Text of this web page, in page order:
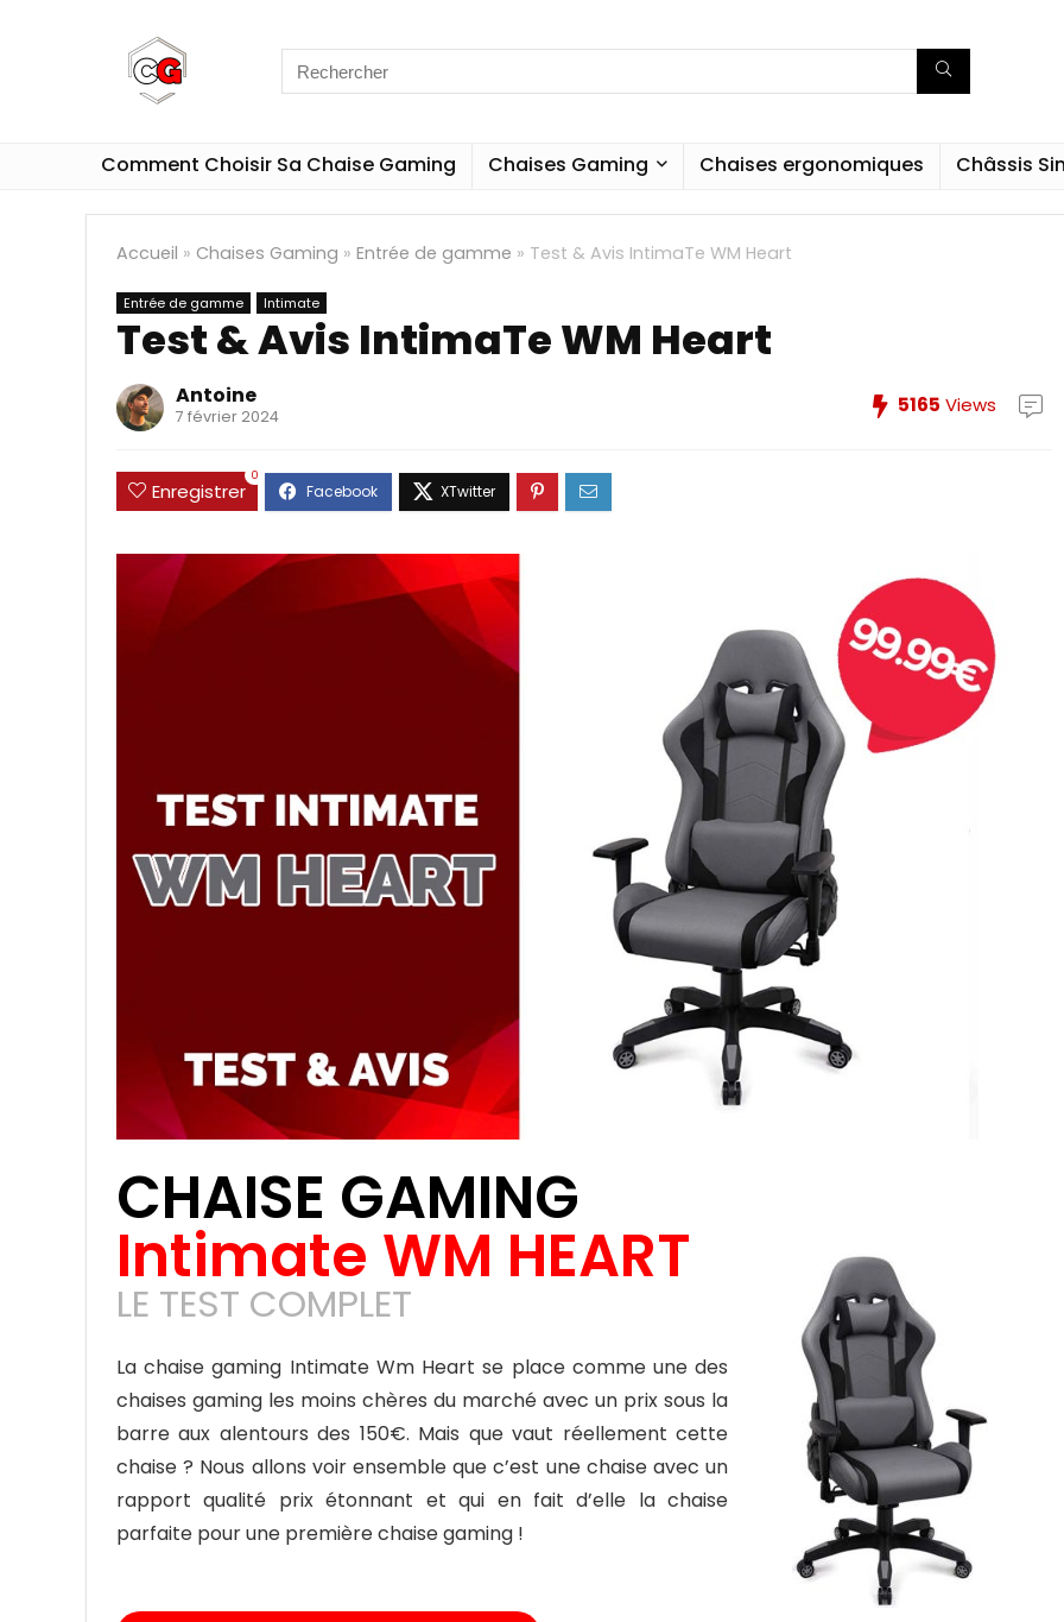
Comment Choisir Sa Chaise Gaming Chaises Gaming Chaises ergonomiques Châssis
Accueil » Chaises Gaming » Entrée de gamme » Test & Avis IntimaTe WM Heart
Entrée de gamme Intimate
Test & Avis IntimaTe WM Heart
Antoine
7 février 2024 5165 Views
Enregistrer
0
CHAISE GAMING
Intimate WM HEART
LE TEST COMPLET
La chaise gaming Intimate Wm Heart se place comme une des
chaises gaming les moins chères du marché avec un prix sous la
barre aux alentours des 150€. Mais que vaut réellement cette
chaise ? Nous allons voir ensemble que c’est une chaise avec un
rapport qualité prix étonnant et qui en fait d’elle la chaise
parfaite pour une première chaise gaming !